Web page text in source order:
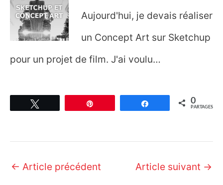
Aujourd'hui, je devais réaliser
un Concept Art sur Sketchup
pour un projet de film. J'ai voulu…
Partagez 0
PARTAGES
Navigation
← Article précédent Article suivant →